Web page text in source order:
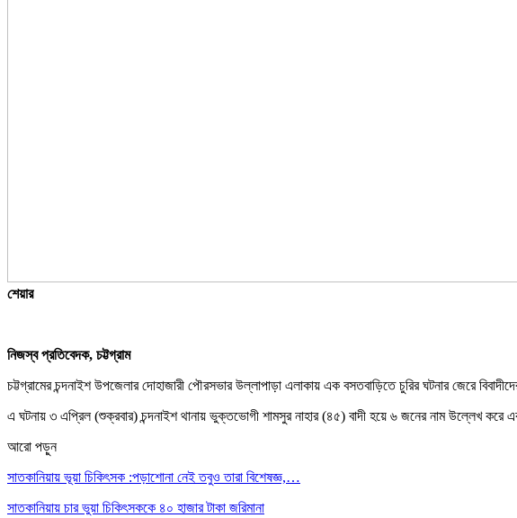
শেয়ার
নিজস্ব প্রতিবেদক, চট্টগ্রাম
চট্টগ্রামের চন্দনাইশ উপজেলার দোহাজারী পৌরসভার উল্লাপাড়া এলাকায় এক বসতবাড়িতে চুরির ঘটনার জেরে
এ ঘটনায় ৩ এপ্রিল (শুক্রবার) চন্দনাইশ থানায় ভুক্তভোগী শামসুর নাহার (৪৫) বাদী হয়ে ৬ জনের নাম উল্লেখ করে
আরো পড়ুন
সাতকানিয়ায় ভূয়া চিকিৎসক :পড়াশোনা নেই তবুও তারা বিশেষজ্ঞ,…
সাতকানিয়ায় চার ভুয়া চিকিৎসককে ৪০ হাজার টাকা জরিমানা